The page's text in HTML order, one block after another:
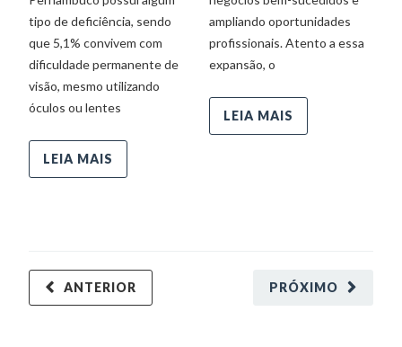
tipo de deficiência, sendo
que 5,1% convivem com
dificuldade permanente de
visão, mesmo utilizando
óculos ou lentes
LEIA MAIS
ampliando oportunidades
profissionais. Atento a essa
expansão, o
LEIA MAIS
PRÓXIMO
ANTERIOR